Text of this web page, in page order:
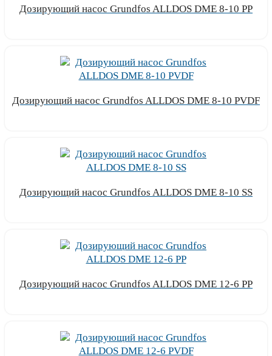
Дозирующий насос Grundfos ALLDOS DME 8-10 PP
Дозирующий насос Grundfos ALLDOS DME 8-10 PVDF
Дозирующий насос Grundfos ALLDOS DME 8-10 SS
Дозирующий насос Grundfos ALLDOS DME 12-6 PP